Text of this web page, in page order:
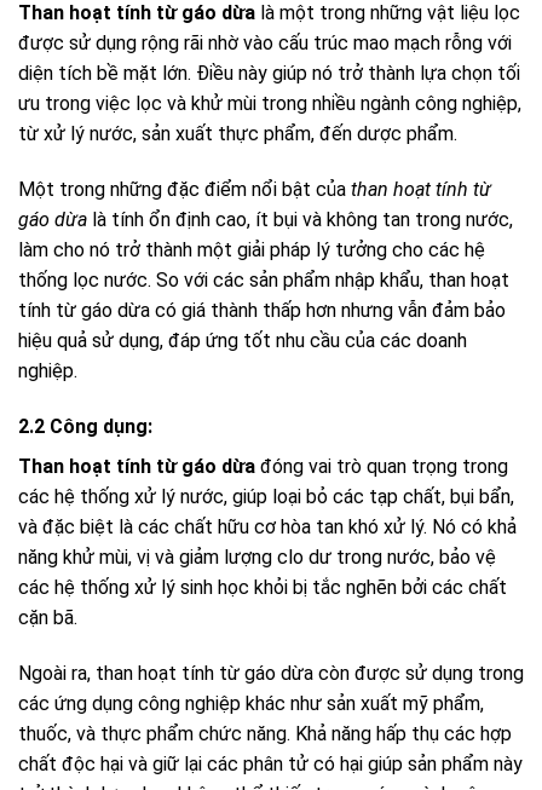
Than hoạt tính từ gáo dừa là một trong những vật liệu lọc
được sử dụng rộng rãi nhờ vào cấu trúc mao mạch rỗng với
diện tích bề mặt lớn. Điều này giúp nó trở thành lựa chọn tối
ưu trong việc lọc và khử mùi trong nhiều ngành công nghiệp,
từ xử lý nước, sản xuất thực phẩm, đến dược phẩm.
Một trong những đặc điểm nổi bật của than hoạt tính từ
gáo dừa là tính ổn định cao, ít bụi và không tan trong nước,
làm cho nó trở thành một giải pháp lý tưởng cho các hệ
thống lọc nước. So với các sản phẩm nhập khẩu, than hoạt
tính từ gáo dừa có giá thành thấp hơn nhưng vẫn đảm bảo
hiệu quả sử dụng, đáp ứng tốt nhu cầu của các doanh
nghiệp.
2.2 Công dụng:
Than hoạt tính từ gáo dừa đóng vai trò quan trọng trong
các hệ thống xử lý nước, giúp loại bỏ các tạp chất, bụi bẩn,
và đặc biệt là các chất hữu cơ hòa tan khó xử lý. Nó có khả
năng khử mùi, vị và giảm lượng clo dư trong nước, bảo vệ
các hệ thống xử lý sinh học khỏi bị tắc nghẽn bởi các chất
cặn bã.
Ngoài ra, than hoạt tính từ gáo dừa còn được sử dụng trong
các ứng dụng công nghiệp khác như sản xuất mỹ phẩm,
thuốc, và thực phẩm chức năng. Khả năng hấp thụ các hợp
chất độc hại và giữ lại các phân tử có hại giúp sản phẩm này